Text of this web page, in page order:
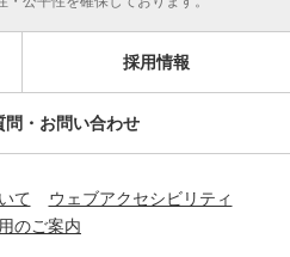
採用情報
問・お問い合わせ
て
ウェブアクセシビリティ
のご案内